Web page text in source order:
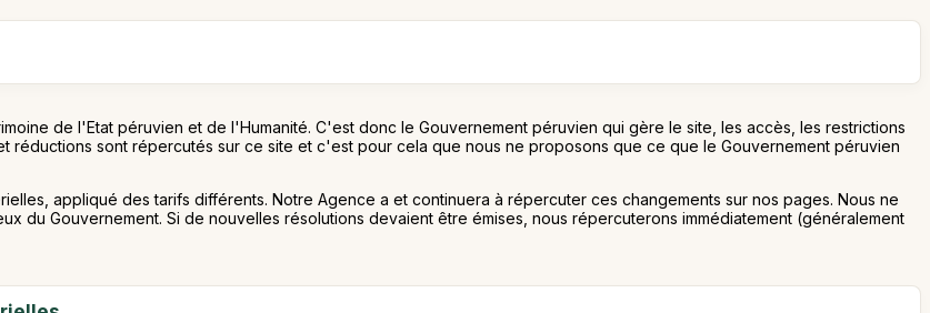
de l'Etat péruvien et de l'Humanité. C'est donc le Gouvernement péruvien qui gère le site, les accès, les restrictions
réductions sont répercutés sur ce site et c'est pour cela que nous ne proposons que ce que le Gouvernement péruvien
appliqué des tarifs différents. Notre Agence a et continuera à répercuter ces changements sur nos pages. Nous ne
du Gouvernement. Si de nouvelles résolutions devaient être émises, nous répercuterons immédiatement (généralement